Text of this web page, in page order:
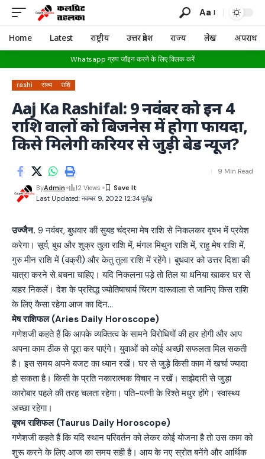
Aa
Home Latest राष्ट्रीय उत्तर प्रदेश राज्य लेख अपराध
Whatsapp ग्रुप जॉइन करने के लिए क्लिक करें
rashi राज्य राशि
Aaj Ka Rashifal: 9 नवंबर को इन 4
राशि वालों को बिजनेस में होगा फायदा,
किसे मिलेगी करियर से जुड़ी बेड न्यूज?
Last Updated: नवम्बर 9, 2022 12:34 पूर्वाह्न
ByAdmin 12 Views
9 Min Read
उज्जैन. 9 नवंबर, बुधवार की सुबह चंद्रमा मेष राशि से निकलकर वृषभ में प्रवेश
करेगा। सूर्य, बुध और शुक्र तुला राशि में, मंगल मिथुन राशि में, राहु मेष राशि में,
गुरु मीन राशि में (वक्री) और केतु तुला राशि में रहेंगे। बुधवार को उत्तर दिशा की
यात्रा करने से बचना चाहिए। यदि निकलना पड़े तो तिल या धनिया खाकर घर से
बाहर निकलें। देश के प्रसिद्ध ज्योतिषाचार्य चिराग दारूवाला से जानिए किस राशि
के लिए कैसा रहेगा आज का दिन…
मेष राशिफल (Aries Daily Horoscope)
गणेशजी कहते हैं कि आपके व्यक्तित्व के सामने विरोधियों की हार होगी और आप
अपना काम ठीक से पूरा कर पाएंगे। युवाओं को कोई अच्छी सफलता मिल सकती
है। इस समय अपने बजट का ध्यान रखें। घर से जुड़े किसी काम में खर्चा ज्यादा
हो सकता है। किसी के प्रति नकारात्मक विचार न रखें। साझेदारी से जुड़ा
कारोबार पहले की तरह चलता रहेगा। पति-पत्नी के रिश्ते मधुर होंगे। स्वास्थ्य
अच्छा रहेगा।
वृषभ राशिफल (Taurus Daily Horoscope)
गणेशजी कहते हैं कि यदि स्थान परिवर्तन को लेकर कोई योजना है तो उस काम को
शुरू करने के लिए आज का समय सही है। आय के नए स्रोत बनेंगे और आर्थिक